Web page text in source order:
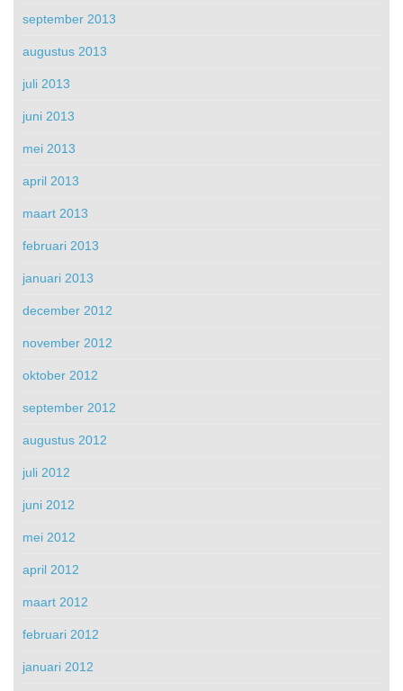
september 2013
augustus 2013
juli 2013
juni 2013
mei 2013
april 2013
maart 2013
februari 2013
januari 2013
december 2012
november 2012
oktober 2012
september 2012
augustus 2012
juli 2012
juni 2012
mei 2012
april 2012
maart 2012
februari 2012
januari 2012